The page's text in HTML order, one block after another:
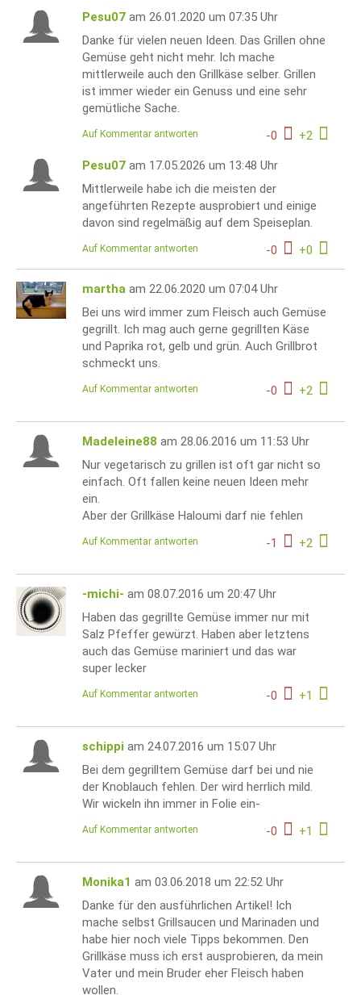
Pesu07 am 26.01.2020 um 07:35 Uhr
Danke für vielen neuen Ideen. Das Grillen ohne
Gemüse geht nicht mehr. Ich mache
mittlerweile auch den Grillkäse selber. Grillen
ist immer wieder ein Genuss und eine sehr
gemütliche Sache.
-0 +2
Auf Kommentar antworten
Pesu07 am 17.05.2026 um 13:48 Uhr
Mittlerweile habe ich die meisten der
angeführten Rezepte ausprobiert und einige
davon sind regelmäßig auf dem Speiseplan.
-0 +0
Auf Kommentar antworten
martha am 22.06.2020 um 07:04 Uhr
Bei uns wird immer zum Fleisch auch Gemüse
gegrillt. Ich mag auch gerne gegrillten Käse
und Paprika rot, gelb und grün. Auch Grillbrot
schmeckt uns.
-0 +2
Auf Kommentar antworten
Madeleine88 am 28.06.2016 um 11:53 Uhr
Nur vegetarisch zu grillen ist oft gar nicht so
einfach. Oft fallen keine neuen Ideen mehr
ein.
Aber der Grillkäse Haloumi darf nie fehlen
-1 +2
Auf Kommentar antworten
-michi- am 08.07.2016 um 20:47 Uhr
Haben das gegrillte Gemüse immer nur mit
Salz Pfeffer gewürzt. Haben aber letztens
auch das Gemüse mariniert und das war
super lecker
-0 +1
Auf Kommentar antworten
schippi am 24.07.2016 um 15:07 Uhr
Bei dem gegrilltem Gemüse darf bei und nie
der Knoblauch fehlen. Der wird herrlich mild.
Wir wickeln ihn immer in Folie ein-
-0 +1
Auf Kommentar antworten
Monika1 am 03.06.2018 um 22:52 Uhr
Danke für den ausführlichen Artikel! Ich
mache selbst Grillsaucen und Marinaden und
habe hier noch viele Tipps bekommen. Den
Grillkäse muss ich erst ausprobieren, da mein
Vater und mein Bruder eher Fleisch haben
wollen.